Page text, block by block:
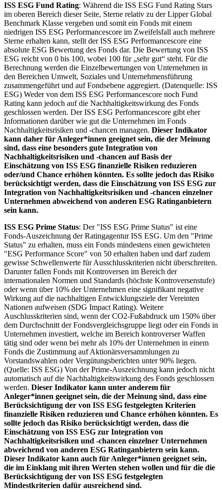
ISS ESG Fund Rating: Während die ISS ESG Fund Rating Stars
im oberen Bereich dieser Seite, Sterne relativ zu der Lipper Global
Benchmark Klasse vergeben und somit ein Fonds mit einem
niedrigen ISS ESG Performancescore im Zweifelsfall auch mehrere
Sterne erhalten kann, stellt der ISS ESG Performancescore eine
absolute ESG Bewertung des Fonds dar. Die Bewertung von ISS
ESG reicht von 0 bis 100, wobei 100 für „sehr gut“ steht. Für die
Berechnung werden die Einzelbewertungen von Unternehmen in
den Bereichen Umwelt, Soziales und Unternehmensführung
zusammengeführt und auf Fondsebene aggregiert. (Datenquelle: ISS
ESG) Weder von dem ISS ESG Performancescore noch Fund
Rating kann jedoch auf die Nachhaltigkeitswirkung des Fonds
geschlossen werden. Der ISS ESG Performancescore gibt eher
Informationen darüber wie gut die Unternehmen im Fonds
Nachhaltigkeitsrisiken und -chancen managen. Dieser Indikator
kann daher für Anleger*innen geeignet sein, die der Meinung
sind, dass eine besonders gute Integration von
Nachhaltigkeitsrisiken und -chancen auf Basis der
Einschätzung von ISS ESG finanzielle Risiken reduzieren
oder/und Chance erhöhen könnten. Es sollte jedoch das Risiko
berücksichtigt werden, dass die Einschätzung von ISS ESG zur
Integration von Nachhaltigkeitsrisiken und -chancen einzelner
Unternehmen abweichend von anderen ESG Ratinganbietern
sein kann.
ISS ESG Prime Status: Der "ISS ESG Prime Status" ist eine
Fonds-Auszeichnung der Ratingagentur ISS ESG. Um den "Prime
Status" zu erhalten, muss ein Fonds mindestens einen gewichteten
"ESG Performance Score" von 50 erhalten haben und darf zudem
gewisse Schwellenwerte für Ausschlusskriterien nicht überschreiten.
Darunter fallen Fonds mit Kontroversen im Bereich der
internationalen Normen und Standards (höchste Kontroversenstufe)
oder wenn über 10% der Unternehmen eine signifikant negative
Wirkung auf die nachhaltigen Entwicklungsziele der Vereinten
Nationen aufweisen (SDG Impact Rating). Weitere
Auschlusskriterien sind, wenn der CO2-Fußabdruck um 150% über
dem Durchschnitt der Fondsvergleichsgruppe liegt oder ein Fonds in
Unternehmen investiert, welche im Bereich kontroverser Waffen
tätig sind oder wenn bei mehr als 10% der Unternehmen in einem
Fonds die Zustimmung auf Aktionärsversammlungen zu
Vorstandswahlen oder Vergütungsberichten unter 90% liegen.
(Quelle: ISS ESG) Von der Prime-Auszeichnung kann jedoch nicht
automatisch auf die Nachhaltigkeitswirkung des Fonds geschlossen
werden. Dieser Indikator kann unter anderem für
Anleger*innen geeignet sein, die der Meinung sind, dass eine
Berücksichtigung der von ISS ESG festgelegten Kriterien
finanzielle Risiken reduzieren und Chance erhöhen könnten. Es
sollte jedoch das Risiko berücksichtigt werden, dass die
Einschätzung von ISS ESG zur Integration von
Nachhaltigkeitsrisiken und -chancen einzelner Unternehmen
abweichend von anderen ESG Ratinganbietern sein kann.
Dieser Indikator kann auch für Anleger*innen geeignet sein,
die im Einklang mit ihren Werten stehen wollen und für die die
Berücksichtigung der von ISS ESG festgelegten
Mindestkriterien dafür ausreichend sind.